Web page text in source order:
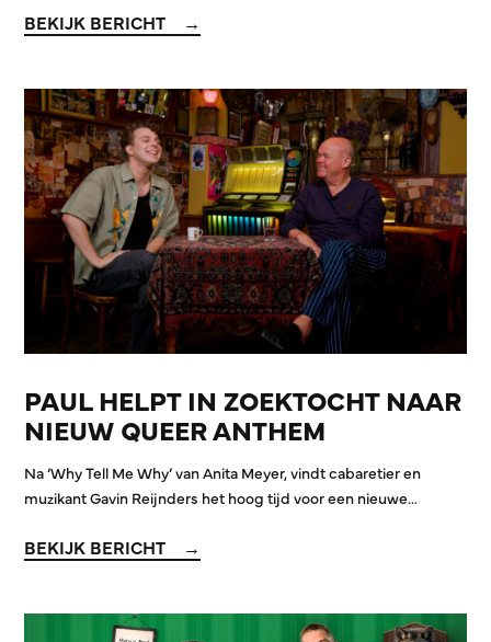
BEKIJK BERICHT
PAUL HELPT IN ZOEKTOCHT NAAR
NIEUW QUEER ANTHEM
Na ‘Why Tell Me Why’ van Anita Meyer, vindt cabaretier en
muzikant Gavin Reijnders het hoog tijd voor een nieuwe…
BEKIJK BERICHT